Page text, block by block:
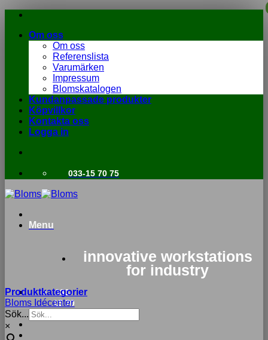
Skip
contentOm oss
Om oss
Referenslista
Varumärken
Impressum
Blomskatalogen
Kundanpassade produkter
Köpvillkor
Kontakta oss
Logga in
033-15 70 75
Menu
innovative workstations
for industry
033-
15 70
Produktkategorier
Bloms Idécenter
Sök...
×